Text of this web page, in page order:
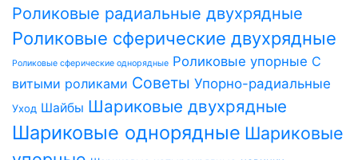
Роликовые радиальные двухрядные
Роликовые сферические двухрядные
Роликовые сферические однорядные Роликовые упорные С
витыми роликами Советы Упорно-радиальные
Уход Шайбы Шариковые двухрядные
Шариковые однорядные Шариковые